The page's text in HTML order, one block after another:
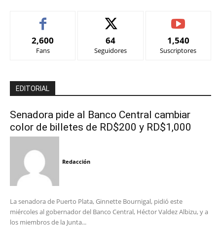
2,600
Fans
64
Seguidores
1,540
Suscriptores
EDITORIAL
Senadora pide al Banco Central cambiar
color de billetes de RD$200 y RD$1,000
Redacción
La senadora de Puerto Plata, Ginnette Bournigal, pidió este
miércoles al gobernador del Banco Central, Héctor Valdez Albizu, y a
los miembros de la Junta...